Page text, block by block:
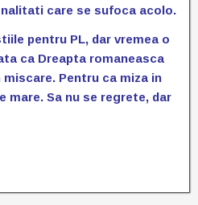
care se sufoca acolo.
pentru PL, dar vremea o
ca Dreapta romaneasca
Pentru ca miza in
mare. Sa nu se regrete, dar